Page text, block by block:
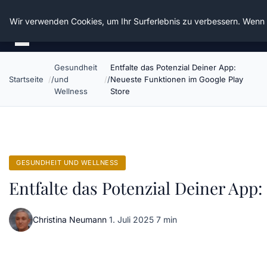
Die Schnitter
Startseite
Gesundheit
und
Wellness
Entfalte das Potenzial Deiner App:
Neueste Funktionen im Google Play
Store
GESUNDHEIT UND WELLNESS
Entfalte das Potenzial Deiner
Christina Neumann·1. Juli 2025·7 min
Wir verwenden Cookies, um Ihr Surferlebnis zu verbessern.